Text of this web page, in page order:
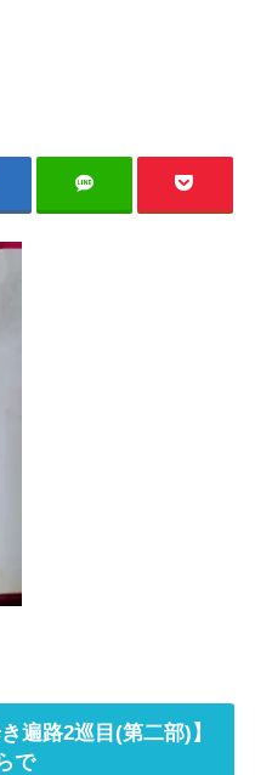
遍路2巡目(第二部)】
で